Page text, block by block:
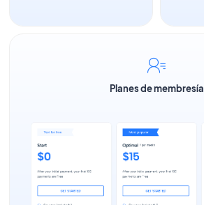
Planes de membresía